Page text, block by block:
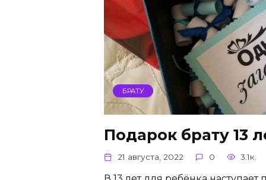
БРАТУ
Подарок брату 13
21 августа, 2022 0 3.1к.